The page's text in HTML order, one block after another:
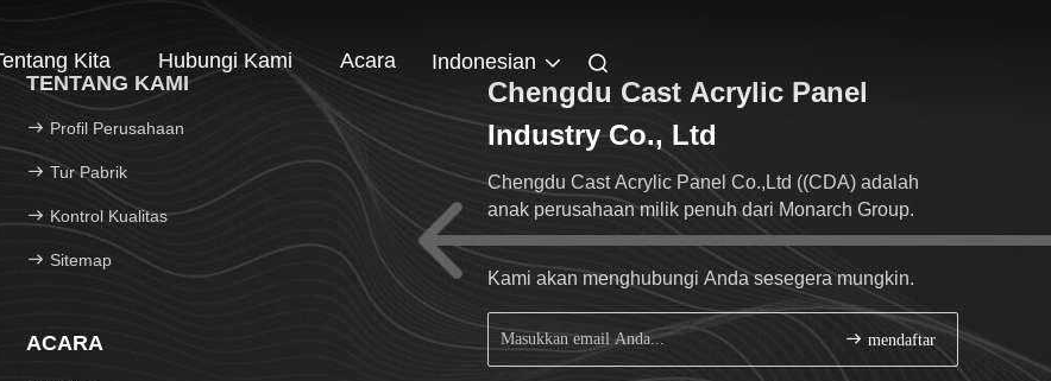
Kita Hubungi Kami Acara Indonesian
TENTANG KAMI
Profil Perusahaan
Tur Pabrik
Kontrol Kualitas
Sitemap
ACARA
Chengdu Cast Acrylic Panel
Industry Co., Ltd
Chengdu Cast Acrylic Panel Co.,Ltd ((CDA) adalah
anak perusahaan milik penuh dari Monarch Group.
Kami akan menghubungi Anda sesegera mungkin.
mendaftar